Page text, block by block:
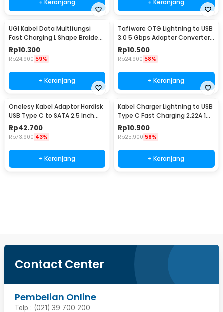
+ Keranjang + Keranjang
UGI Kabel Data Multifungsi
Fast Charging L Shape Braided
5V 2A 1M USB Type C - UGI02
Rp10.300
Rp24.900 59%
+ Keranjang
Taffware OTG Lightning to USB
3.0 5 Gbps Adapter Converter
- NO14
Rp10.500
Rp24.900 58%
+ Keranjang
Onelesy Kabel Adaptor Hardisk
USB Type C to SATA 2.5 Inch
Support 5G - ONUSBC
Rp42.700
Rp73.900 43%
+ Keranjang
Kabel Charger Lightning to USB
Type C Fast Charging 2.22A 1M
- V12
Rp10.900
Rp25.900 58%
+ Keranjang
Contact Center
Pembelian Online
Telp : (021) 39 700 200